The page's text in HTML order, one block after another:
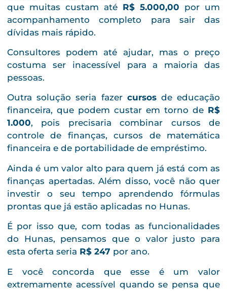
que muitas custam até R$ 5.000,00 por um
acompanhamento completo para sair das
dívidas mais rápido.
Consultores podem até ajudar, mas o preço
costuma ser inacessível para a maioria das
pessoas.
Outra solução seria fazer cursosde educação
financeira, que podem custar em torno de R$
1.000, pois precisaria combinar cursos de
controle de finanças, cursos de matemática
financeira e de portabilidade de empréstimo.
Ainda é um valor alto para quem já está com as
finanças apertadas. Além disso, você não quer
investir o seu tempo aprendendo fórmulas
prontas que já estão aplicadas no Hunas.
É por isso que, com todas as funcionalidades
do Hunas, pensamos que o valor justo para
esta oferta seria R$ 247 por ano.
E você concorda que esse é um valor
extremamente acessível quando se pensa que